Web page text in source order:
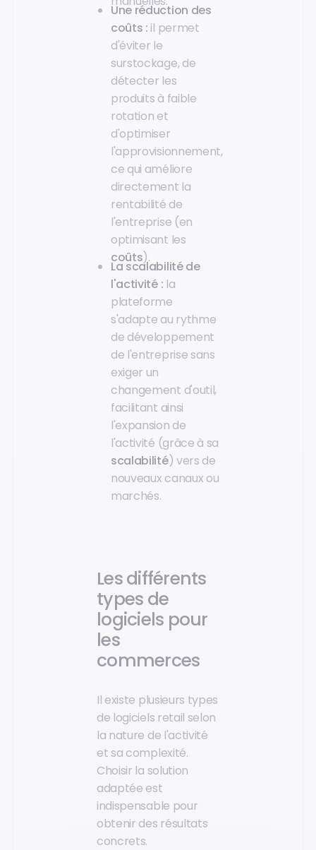
Une réduction des
coûts : il permet
d'éviter le
surstockage, de
détecter les
produits à faible
rotation et
d'optimiser
l'approvisionnement,
ce qui améliore
directement la
rentabilité de
l'entreprise (en
optimisant les
coûts).
La scalabilité de
l'activité : la
plateforme
s'adapte au rythme
de développement
de l'entreprise sans
exiger un
changement d'outil,
facilitant ainsi
l'expansion de
l'activité (grâce à sa
scalabilité) vers de
nouveaux canaux ou
marchés.
Les différents
types de
logiciels pour
les
commerces
Il existe plusieurs types
de logiciels retail selon
la nature de l'activité
et sa complexité.
Choisir la solution
adaptée est
indispensable pour
obtenir des résultats
concrets.